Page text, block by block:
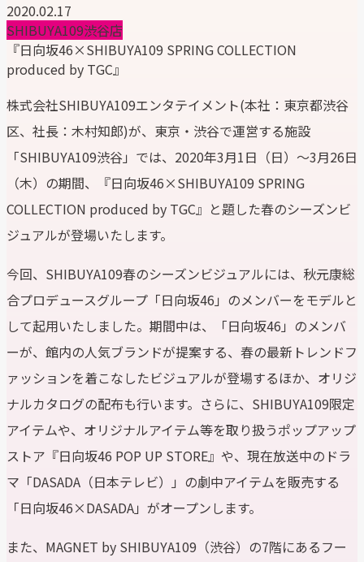
2020.02.17
SHIBUYA109渋谷店
『日向坂46×SHIBUYA109 SPRING COLLECTION
produced by TGC』
株式会社SHIBUYA109エンタテイメント(本社：東京都渋谷
区、社長：木村知郎)が、東京・渋谷で運営する施設
「SHIBUYA109渋谷」では、2020年3月1日（日）～3月26日
（木）の期間、『日向坂46×SHIBUYA109 SPRING
COLLECTION produced by TGC』と題した春のシーズンビ
ジュアルが登場いたします。
今回、SHIBUYA109春のシーズンビジュアルには、秋元康総
合プロデュースグループ「日向坂46」のメンバーをモデルと
して起用いたしました。期間中は、「日向坂46」のメンバ
ーが、館内の人気ブランドが提案する、春の最新トレンドフ
ァッションを着こなしたビジュアルが登場するほか、オリジ
ナルカタログの配布も行います。さらに、SHIBUYA109限定
アイテムや、オリジナルアイテム等を取り扱うポップアップ
ストア『日向坂46 POP UP STORE』や、現在放送中のドラ
マ「DASADA（日本テレビ）」の劇中アイテムを販売する
「日向坂46×DASADA」がオープンします。
また、MAGNET by SHIBUYA109（渋谷）の7階にあるフー